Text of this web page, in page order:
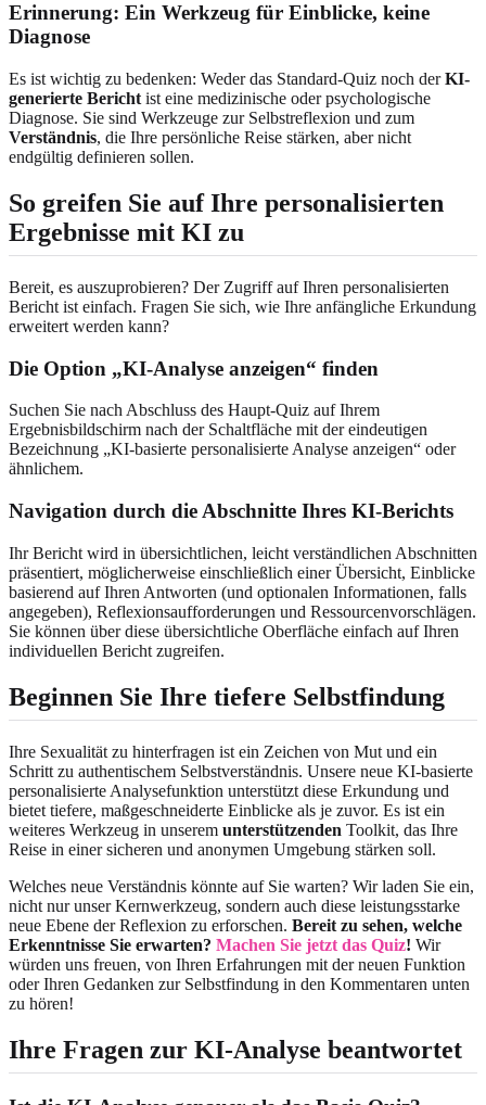
Erinnerung: Ein Werkzeug für Einblicke, keine
Diagnose
Es ist wichtig zu bedenken: Weder das Standard-Quiz noch derKI-
generierte Bericht ist eine medizinische oder psychologische
Diagnose. Sie sind Werkzeuge zur Selbstreflexion und zum
Verständnis, die Ihre persönliche Reise stärken, aber nicht
endgültig definieren sollen.
So greifen Sie auf Ihre personalisierten
Ergebnisse mit KI zu
Bereit, es auszuprobieren? Der Zugriff auf Ihren personalisierten
Bericht ist einfach. Fragen Sie sich, wie Ihre anfängliche Erkundung
erweitert werden kann?
Die Option „KI-Analyse anzeigen“ finden
Suchen Sie nach Abschluss des Haupt-Quiz auf Ihrem
Ergebnisbildschirm nach der Schaltfläche mit der eindeutigen
Bezeichnung „KI-basierte personalisierte Analyse anzeigen“ oder
ähnlichem.
Navigation durch die Abschnitte Ihres KI-Berichts
Ihr Bericht wird in übersichtlichen, leicht verständlichen Abschnitten
präsentiert, möglicherweise einschließlich einer Übersicht, Einblicke
basierend auf Ihren Antworten (und optionalen Informationen, falls
angegeben), Reflexionsaufforderungen und Ressourcenvorschlägen.
Sie können über diese übersichtliche Oberfläche einfach auf Ihren
individuellen Bericht zugreifen.
Beginnen Sie Ihre tiefere Selbstfindung
Ihre Sexualität zu hinterfragen ist ein Zeichen von Mut und ein
Schritt zu authentischem Selbstverständnis. Unsere neue KI-basierte
personalisierte Analysefunktion unterstützt diese Erkundung und
bietet tiefere, maßgeschneiderte Einblicke als je zuvor. Es ist ein
weiteres Werkzeug in unserem unterstützenden Toolkit, das Ihre
Reise in einer sicheren und anonymen Umgebung stärken soll.
Welches neue Verständnis könnte auf Sie warten? Wir laden Sie ein,
nicht nur unser Kernwerkzeug, sondern auch diese leistungsstarke
neue Ebene der Reflexion zu erforschen. Bereit zu sehen, welche
Erkenntnisse Sie erwarten? Machen Sie jetzt das Quiz! Wir
würden uns freuen, von Ihren Erfahrungen mit der neuen Funktion
oder Ihren Gedanken zur Selbstfindung in den Kommentaren unten
zu hören!
Ihre Fragen zur KI-Analyse beantwortet